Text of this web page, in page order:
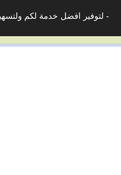
لتوفير افضل خدمة لكم